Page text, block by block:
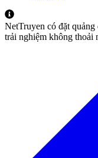
NetTruyen có đặt
trải nghiệm không thoải